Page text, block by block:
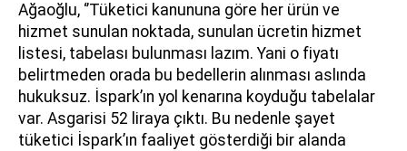
Ağaoğlu, ‘’Tüketici kanununa göre her ürün ve
hizmet sunulan noktada, sunulan ücretin hizmet
listesi, tabelası bulunması lazım. Yani o fiyatı
belirtmeden orada bu bedellerin alınması aslında
hukuksuz. İspark’ın yol kenarına koyduğu tabelalar
var. Asgarisi 52 liraya çıktı. Bu nedenle şayet
tüketici İspark’ın faaliyet gösterdiği bir alanda